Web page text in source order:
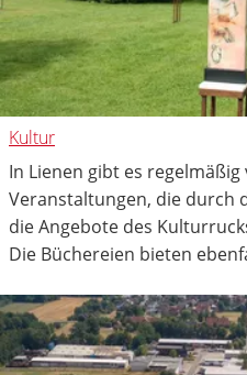
Kultur
In Lienen gibt es
Veranstaltungen, die durch
die Angebote des
Die Büchereien bieten